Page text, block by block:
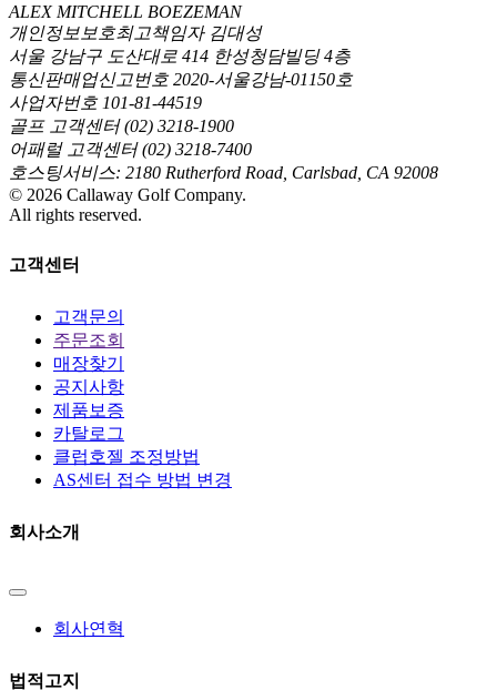
ALEX MITCHELL BOEZEMAN
개인정보보호최고책임자 김대성
서울 강남구 도산대로 414 한성청담빌딩 4층
통신판매업신고번호 2020-서울강남-01150호
사업자번호 101-81-44519
골프 고객센터 (02) 3218-1900
어패럴 고객센터 (02) 3218-7400
호스팅서비스: 2180 Rutherford Road, Carlsbad, CA 92008
© 2026 Callaway Golf Company.
All rights reserved.
고객센터
고객문의
주문조회
매장찾기
공지사항
제품보증
카탈로그
클럽호젤 조정방법
AS센터 접수 방법 변경
회사소개
회사연혁
법적고지